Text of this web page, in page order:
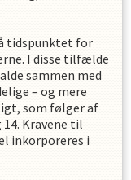
tidspunktet for
I disse tilfælde
sammen med
– og mere
som følger af
Kravene til
inkorporeres i